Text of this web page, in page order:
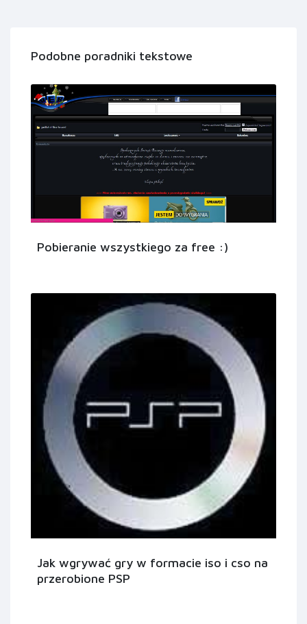
Podobne poradniki tekstowe
Pobieranie wszystkiego za free :)
Jak wgrywać gry w formacie iso i cso na
przerobione PSP